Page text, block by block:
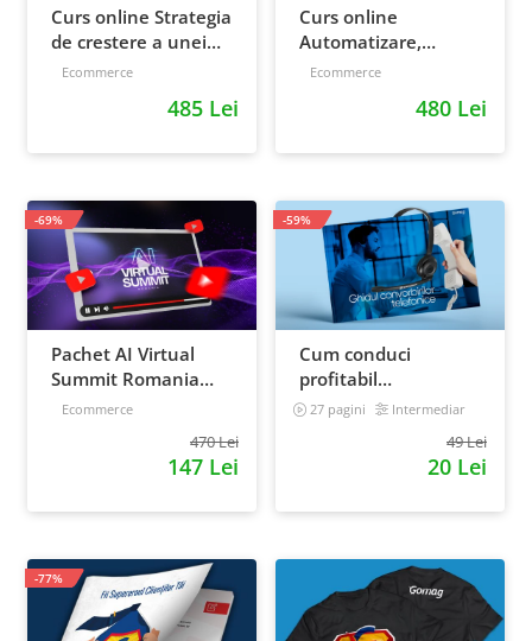
Curs online Strategia
de crestere a unei
afaceri - de la idee, la
Ecommerce
485 Lei
Curs online
Automatizare,
scalare si loializare:
strategia de business
Ecommerce
480 Lei
Pachet AI Virtual
Summit Romania
2026: inregistrari +
Ecommerce
470 Lei
147 Lei
-69%
Cum conduci
profitabil
convorbirile
27 pagini Intermediar
49 Lei
20 Lei
-59%
-77%